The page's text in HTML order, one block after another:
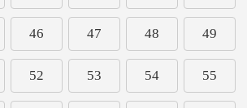
46 47 48 49
52 53 54 55